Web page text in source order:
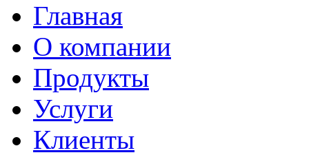
Главная
О компании
Продукты
Услуги
Клиенты